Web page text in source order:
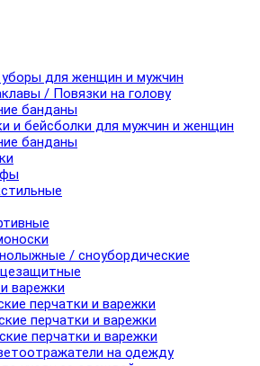
для женщин и мужчин
/ Повязки на голову
банданы
и бейсболки для мужчин и женщин
банданы
/ сноубордические
варежки
перчатки и варежки
перчатки и варежки
перчатки и варежки
на одежду